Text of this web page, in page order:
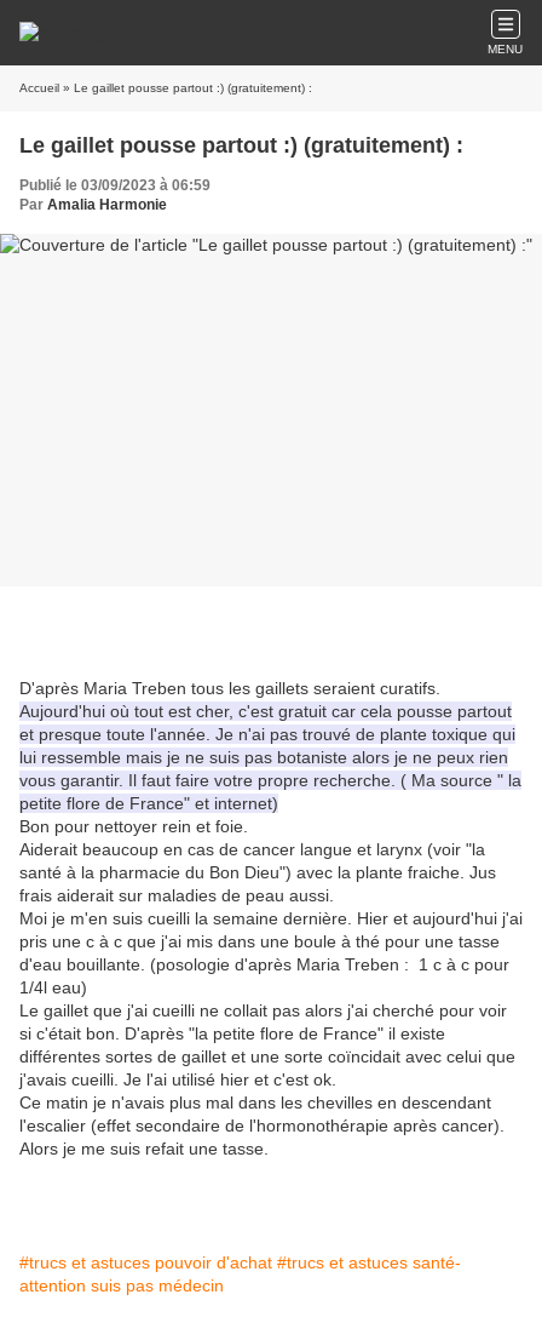
MENU
Accueil » Le gaillet pousse partout :) (gratuitement) :
Le gaillet pousse partout :) (gratuitement) :
Publié le 03/09/2023 à 06:59
Par Amalia Harmonie
D'après Maria Treben tous les gaillets seraient curatifs.
Aujourd'hui où tout est cher, c'est gratuit car cela pousse partout
et presque toute l'année. Je n'ai pas trouvé de plante toxique qui
lui ressemble mais je ne suis pas botaniste alors je ne peux rien
vous garantir. Il faut faire votre propre recherche. ( Ma source " la
petite flore de France" et internet)
Bon pour nettoyer rein et foie.
Aiderait beaucoup en cas de cancer langue et larynx (voir "la
santé à la pharmacie du Bon Dieu") avec la plante fraiche. Jus
frais aiderait sur maladies de peau aussi.
Moi je m'en suis cueilli la semaine dernière. Hier et aujourd'hui j'ai
pris une c à c que j'ai mis dans une boule à thé pour une tasse
d'eau bouillante. (posologie d'après Maria Treben : 1 c à c pour
1/4l eau)
Le gaillet que j'ai cueilli ne collait pas alors j'ai cherché pour voir
si c'était bon. D'après "la petite flore de France" il existe
différentes sortes de gaillet et une sorte coïncidait avec celui que
j'avais cueilli. Je l'ai utilisé hier et c'est ok.
Ce matin je n'avais plus mal dans les chevilles en descendant
l'escalier (effet secondaire de l'hormonothérapie après cancer).
Alors je me suis refait une tasse.
#trucs et astuces pouvoir d'achat #trucs et astuces santé-
attention suis pas médecin